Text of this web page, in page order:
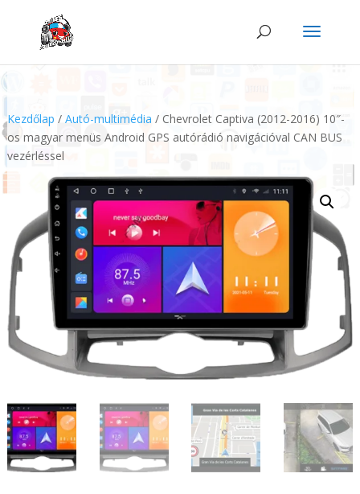
Kezdőlap / Autó-multimédia / Chevrolet Captiva (2012-2016) 10″-
os magyar menüs Android GPS autórádió navigációval CAN BUS
vezérléssel